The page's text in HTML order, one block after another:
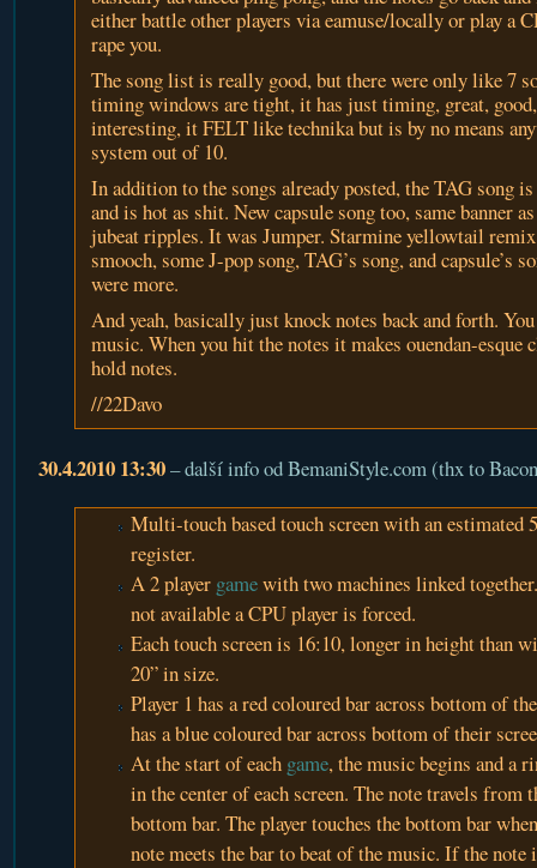
either battle other players via eamuse/locally or play a
rape you.
The song list is really good, but there were only like 7
timing windows are tight, it has just timing, great,
interesting, it FELT like technika but is by no means
system out of 10.
In addition to the songs already posted, the TAG song
and is hot as shit. New capsule song too, same banner
jubeat ripples. It was Jumper. Starmine yellowtail
smooch, some J-pop song, TAG’s song, and capsule’s
were more.
And yeah, basically just knock notes back and forth.
music. When you hit the notes it makes ouendan-esque
hold notes.
//22Davo
30.4.2010 13:30– další info od BemaniStyle.com (thx to
Multi-touch based touch screen with an estimated
register.
A 2 player gamewith two machines linked
not available a CPU player is forced.
Each touch screen is 16:10, longer in height than
20” in size.
Player 1 has a red coloured bar across bottom of
has a blue coloured bar across bottom of their
At the start of each game, the music begins and a
in the center of each screen. The note travels from
bottom bar. The player touches the bottom bar
note meets the bar to beat of the music. If the note